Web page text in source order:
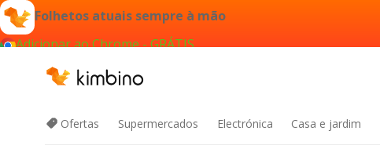
Folhetos atuais sempre à mão
Adicionar ao Chrome - GRÁTIS
Ofertas Supermercados Electrónica Casa e jardim